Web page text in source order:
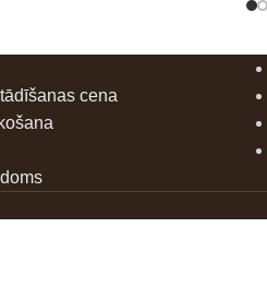
cena